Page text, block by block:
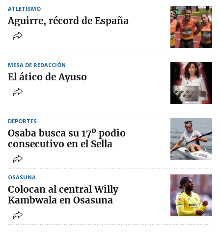
ATLETISMO
Aguirre, récord de España
MESA DE REDACCIÓN
El ático de Ayuso
DEPORTES
Osaba busca su 17º podio
consecutivo en el Sella
OSASUNA
Colocan al central Willy
Kambwala en Osasuna